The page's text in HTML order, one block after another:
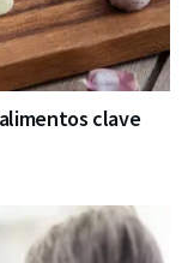
clave